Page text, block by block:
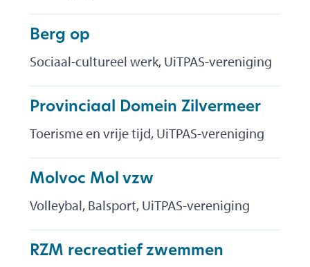
Berg op
Sociaal-cultureel werk, UiTPAS-vereniging
Provinciaal Domein Zilvermeer
Toerisme en vrije tijd, UiTPAS-vereniging
Molvoc Mol vzw
Volleybal, Balsport, UiTPAS-vereniging
RZM recreatief zwemmen